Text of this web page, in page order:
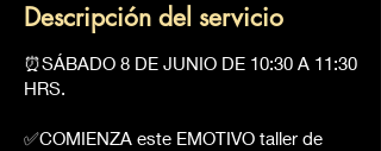
Descripción del servicio
⏰SÁBADO 8 DE JUNIO DE 10:30 A 11:30
HRS.
✅COMIENZA este EMOTIVO taller de